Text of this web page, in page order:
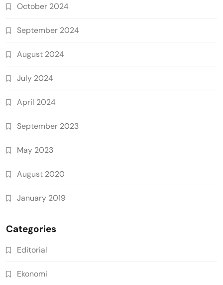
October 2024
September 2024
August 2024
July 2024
April 2024
September 2023
May 2023
August 2020
January 2019
Categories
Editorial
Ekonomi